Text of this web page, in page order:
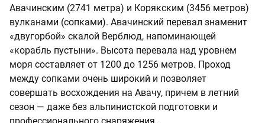
Авачинским (2741 метра) и Корякским (3456 метров)
вулканами (сопками). Авачинский перевал знаменит
«двугорбой» скалой Верблюд, напоминающей
«корабль пустыни». Высота перевала над уровнем
моря составляет от 1200 до 1256 метров. Проход
между сопками очень широкий и позволяет
совершать восхождения на Авачу, причем в летний
сезон — даже без альпинистской подготовки и
профессионального снаряжения.